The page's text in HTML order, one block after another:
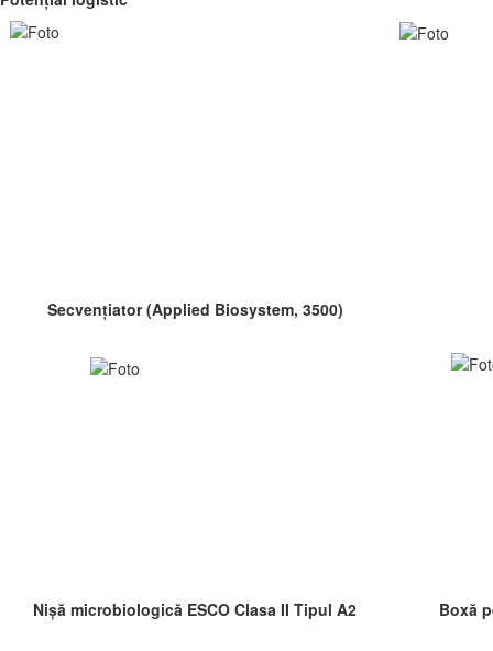
Secvențiator (Applied Biosystem, 3500)
Nișă microbiologică ESCO Clasa II Tipul A2 Boxă